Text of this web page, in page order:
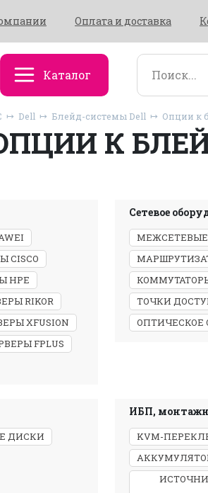
Оплата и доставка
Каталог
Dell Блейд-системы Dell Опции к
К
CISCO
HPE
RIKOR
XFUSION
FPLUS
Сетевое
ТОЧКИ
ОПТИЧЕСКОЕ
ДИСКИ
ИБП,
KVM-